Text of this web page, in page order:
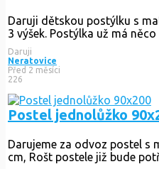
Daruji dětskou postýlku s
3 výšek. Postýlka už má něco
Daruji
Neratovice
Před 2 měsíci
226
Postel jednolůžko
Darujeme za odvoz postel s
cm, Rošt postele již bude